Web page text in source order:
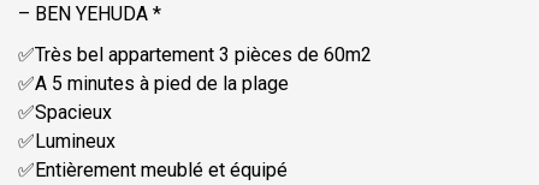
– BEN YEHUDA *
✅Très bel appartement 3 pièces de 60m2
✅A 5 minutes à pied de la plage
✅Spacieux
✅Lumineux
✅Entièrement meublé et équipé